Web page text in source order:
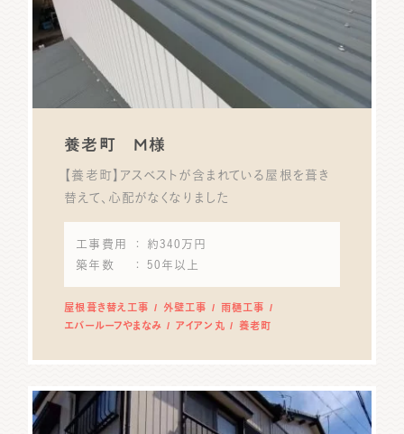
養老町 M様
【養老町】アスベストが含まれている屋根を葺き
替えて、心配がなくなりました
工事費用
： 約340万円
築年数
： 50年以上
屋根葺き替え工事 外壁工事
雨樋工事
エバールーフやまなみ
アイアン丸 養老町